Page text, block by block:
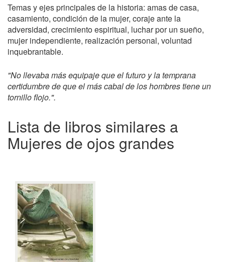
Temas y ejes principales de la historia: amas de casa,
casamiento, condición de la mujer, coraje ante la
adversidad, crecimiento espiritual, luchar por un sueño,
mujer independiente, realización personal, voluntad
inquebrantable.
"No llevaba más equipaje que el futuro y la temprana
certidumbre de que el más cabal de los hombres tiene un
tornillo flojo.".
Lista de libros similares a
Mujeres de ojos grandes